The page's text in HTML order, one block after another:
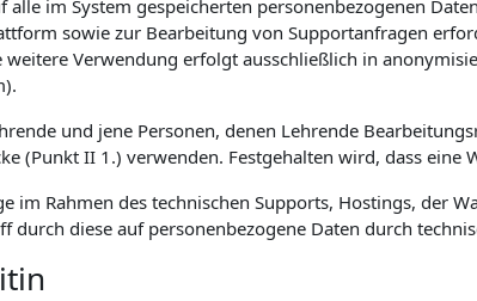
im System gespeicherten personenbezogenen
sowie zur Bearbeitung von Supportanfragen
weitere Verwendung erfolgt ausschließlich in
und jene Personen, denen Lehrende
(Punkt II 1.) verwenden. Festgehalten wird, dass
im Rahmen des technischen Supports, Hostings, der
diese auf personenbezogene Daten durch